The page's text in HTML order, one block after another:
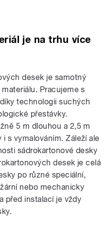
je na trhu více
desek je samotný
Pracujeme s
technologii suchých
přestávky.
5 m dlouhou a 2,5 m
s vymalováním. Záleží ale
sádrokartonové desky
desek je celá
po různé speciální,
nebo mechanicky
před instalací je vždy